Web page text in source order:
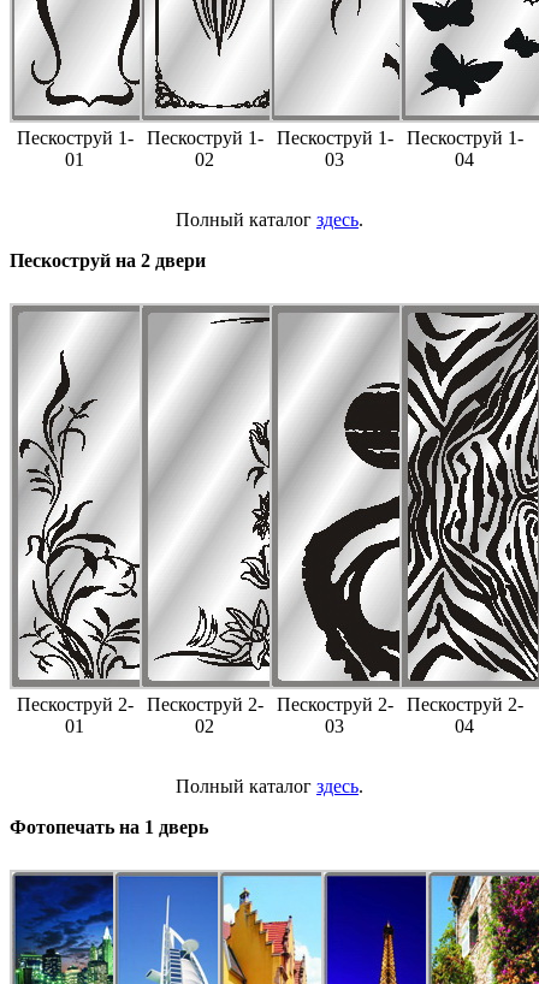
Пескоструй 1-
01
Пескоструй 1-
02
Пескоструй 1-
03
Пескоструй 1-
04
Полный каталог здесь.
Пескоструй на 2 двери
Пескоструй 2-
01
Пескоструй 2-
02
Пескоструй 2-
03
Пескоструй 2-
04
Полный каталог здесь.
Фотопечать на 1 дверь